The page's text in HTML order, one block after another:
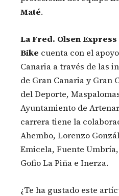
Maté.
La Fred. Olsen
Bike cuenta con el
Canaria a través de las
de Gran Canaria y Gran
del Deporte,
Ayuntamiento de
carrera tiene la
Ahembo, Lorenzo
Emicela, Fuente
Gofio La Piña e Inerza.
¿Te ha gustado este